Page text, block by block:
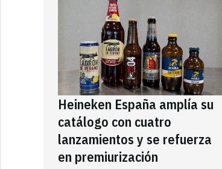
Heineken España amplía su
catálogo con cuatro
lanzamientos y se refuerza
en premiurización